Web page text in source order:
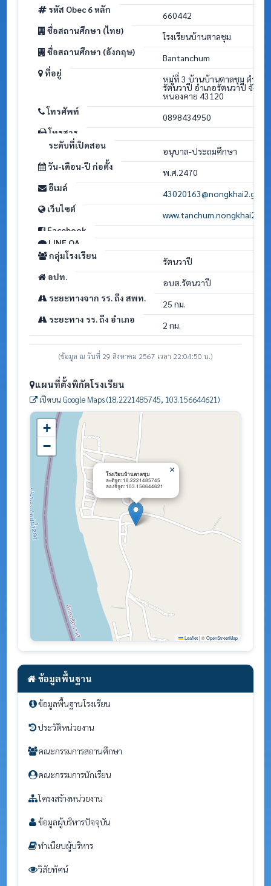
ข้อมูลพื้นฐาน
ข้อมูลพื้นฐานโรงเรียน
ประวัติหน่วยงาน
คณะกรรมการสถานศึกษา
คณะกรรมการนักเรียน
โครงสร้างหน่วยงาน
ข้อมูลผู้บริหารปัจจุบัน
ทำเนียบผู้บริหาร
วิสัยทัศน์
รหัส Obec 6 หลัก
660442
ชื่อสถานศึกษา (ไทย)
โรงเรียนบ้านตาลชุม
ชื่อสถานศึกษา (อังกฤษ)
Bantanchum
ที่อยู่
หมู่ที่ 3 บ้านบ้านตาลชุม ตำบล
รัตนวาปี อำเภอรัตนวาปี จังหวั
หนองคาย 43120
โทรศัพท์
0898434950
โทรสาร
ระดับที่เปิดสอน
อนุบาล-ประถมศึกษา
วัน-เดือน-ปี ก่อตั้ง
พ.ศ.2470
อีเมล์
43020163@nongkhai2.go.th
เว็บไซต์
Facebook
LINE OA
กลุ่มโรงเรียน
รัตนวาปี
อปท.
อบต.รัตนวาปี
ระยะทางจาก รร. ถึง สพท.
25 กม.
ระยะทาง รร. ถึง อำเภอ
2 กม.
(ข้อมูล ณ วันที่ 29 สิงหาคม 2567 เวลา 22:04:50 น.)
แผนที่ตั้งพิกัดโรงเรียน
เปิดบน Google Maps (18.2221485745, 103.156644621)
โรงเรียนบ้านตาลชุม
ละติจูด: 18.2221485745
ลองจิจูด: 103.156644621
×
+
−
Leaflet |©OpenStreetMap